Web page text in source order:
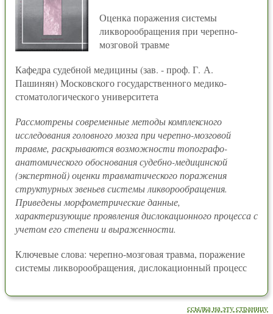
Оценка поражения системы
ликворообращения при черепно-
мозговой травме
Кафедра судебной медицины (зав. - проф. Г. А.
Пашинян) Московского государственного медико-
стоматологического университета
Рассмотрены современные методы комплексного
исследования головного мозга при черепно-мозговой
травме, раскрываются возможности топографо-
анатомического обоснования судебно-медицинской
(экспертной) оценки травматического поражения
структурных звеньев системы ликворообращения.
Приведены морфометрические данные,
характеризующие проявления дислокационного процесса с
учетом его степени и выраженности.
Ключевые слова: черепно-мозговая травма, поражение
системы ликворообращения, дислокационный процесс
ссылка на эту страницу